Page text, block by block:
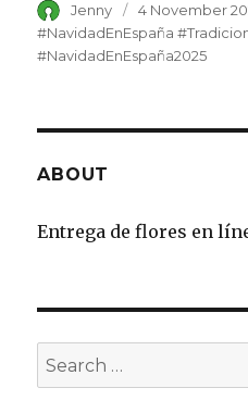
Author
Jenny
Posted
on
4 November
#NavidadEnEspaña
#NavidadEnEspaña2025
ABOUT
Entrega de flores en
Search
for: